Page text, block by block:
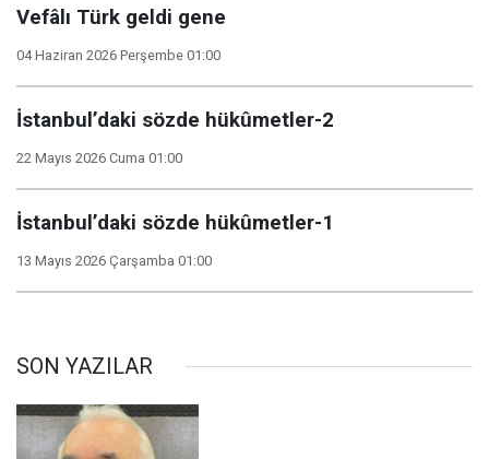
Vefâlı Türk geldi gene
04 Haziran 2026 Perşembe 01:00
İstanbul’daki sözde hükûmetler-2
22 Mayıs 2026 Cuma 01:00
İstanbul’daki sözde hükûmetler-1
13 Mayıs 2026 Çarşamba 01:00
SON YAZILAR